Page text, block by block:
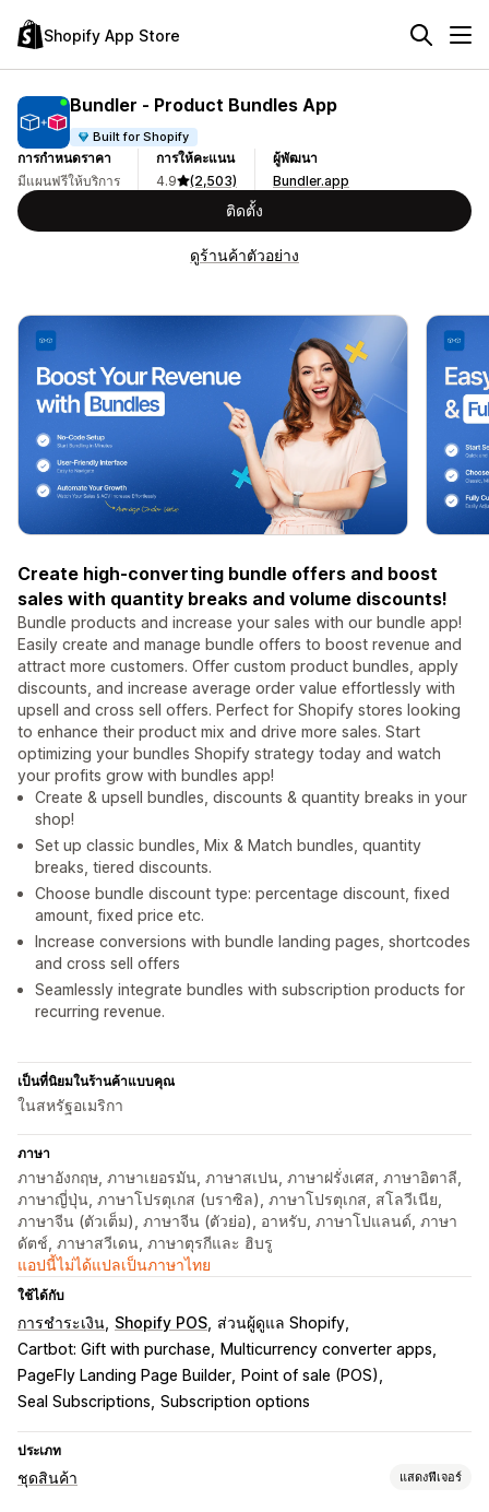
Shopify App Store
Bundler ‑ Product Bundles App
Built for Shopify
การกำหนดราคา
มีแผนฟรีให้บริการ
การให้คะแนน
4.9
(2,503)
ผู้พัฒนา
Bundler.app
ติดตั้ง
ดูร้านค้าตัวอย่าง
Create high-converting bundle offers and boost
sales with quantity breaks and volume discounts!
Bundle products and increase your sales with our bundle app!
Easily create and manage bundle offers to boost revenue and
attract more customers. Offer custom product bundles, apply
discounts, and increase average order value effortlessly with
upsell and cross sell offers. Perfect for Shopify stores looking
to enhance their product mix and drive more sales. Start
optimizing your bundles Shopify strategy today and watch
your profits grow with bundles app!
Create & upsell bundles, discounts & quantity breaks in your
shop!
Set up classic bundles, Mix & Match bundles, quantity
breaks, tiered discounts.
Choose bundle discount type: percentage discount, fixed
amount, fixed price etc.
Increase conversions with bundle landing pages, shortcodes
and cross sell offers
Seamlessly integrate bundles with subscription products for
recurring revenue.
เป็นที่นิยมในร้านค้าแบบคุณ
ในสหรัฐอเมริกา
ภาษา
ภาษาอังกฤษ, ภาษาเยอรมัน, ภาษาสเปน, ภาษาฝรั่งเศส, ภาษาอิตาลี,
ภาษาญี่ปุ่น, ภาษาโปรตุเกส (บราซิล), ภาษาโปรตุเกส, สโลวีเนีย,
ภาษาจีน (ตัวเต็ม), ภาษาจีน (ตัวย่อ), อาหรับ, ภาษาโปแลนด์, ภาษา
ดัตช์, ภาษาสวีเดน, ภาษาตุรกีและ ฮิบรู
แอปนี้ไม่ได้แปลเป็นภาษาไทย
ใช้ได้กับ
การชำระเงิน Shopify POS ส่วนผู้ดูแล Shopify
Cartbot: Gift with purchase
Multicurrency converter apps
PageFly Landing Page Builder
Point of sale (POS)
Seal Subscriptions Subscription options
ประเภท
ชุดสินค้า แสดงฟีเจอร์